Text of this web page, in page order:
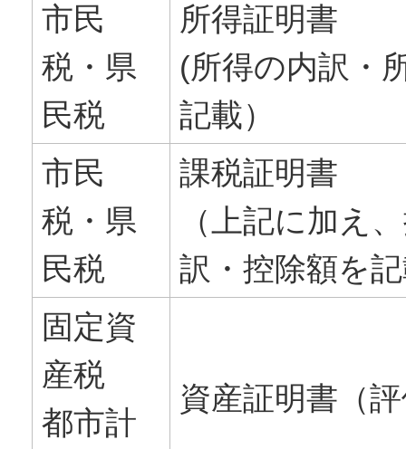
市民
税・県
民税
所得証明書
(所得の内訳・
記載）
市民
税・県
民税
課税証明書
（上記に加え
訳・控除額を
固定資
産税
都市計
資産証明書（